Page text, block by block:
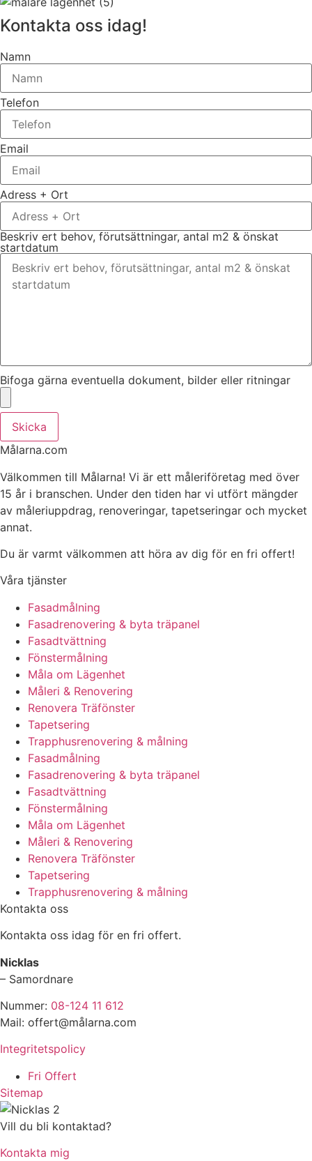
Kontakta oss idag!
Namn
Telefon
Email
Adress + Ort
Beskriv ert behov, förutsättningar, antal m2 & önskat
startdatum
Bifoga gärna eventuella dokument, bilder eller ritningar
Skicka
Målarna.com
Välkommen till Målarna! Vi är ett måleriföretag med över
15 år i branschen. Under den tiden har vi utfört mängder
av måleriuppdrag, renoveringar, tapetseringar och mycket
annat.
Du är varmt välkommen att höra av dig för en fri offert!
Våra tjänster
Fasadmålning
Fasadrenovering & byta träpanel
Fasadtvättning
Fönstermålning
Måla om Lägenhet
Måleri & Renovering
Renovera Träfönster
Tapetsering
Trapphusrenovering & målning
Fasadmålning
Fasadrenovering & byta träpanel
Fasadtvättning
Fönstermålning
Måla om Lägenhet
Måleri & Renovering
Renovera Träfönster
Tapetsering
Trapphusrenovering & målning
Kontakta oss
Kontakta oss idag för en fri offert.
Nicklas
– Samordnare
Nummer: 08-124 11 612
Mail: offert@målarna.com
Integritetspolicy
Fri Offert
Sitemap
Vill du bli kontaktad?
Kontakta mig